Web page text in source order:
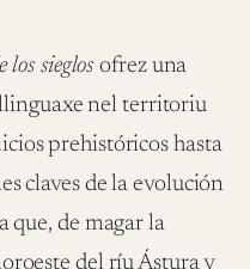
los sieglosofrez una
nel territoriu
prehistóricos hasta
claves de la evolución
que, de magar la
del ríu Ástura y